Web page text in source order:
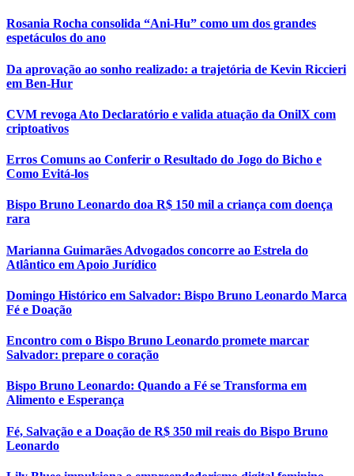
Rosania Rocha consolida “Ani-Hu” como um dos grandes
espetáculos do ano
Da aprovação ao sonho realizado: a trajetória de Kevin Riccieri
em Ben-Hur
CVM revoga Ato Declaratório e valida atuação da OnilX com
criptoativos
Erros Comuns ao Conferir o Resultado do Jogo do Bicho e
Como Evitá-los
Bispo Bruno Leonardo doa R$ 150 mil a criança com doença
rara
Marianna Guimarães Advogados concorre ao Estrela do
Atlântico em Apoio Jurídico
Domingo Histórico em Salvador: Bispo Bruno Leonardo Marca
Fé e Doação
Encontro com o Bispo Bruno Leonardo promete marcar
Salvador: prepare o coração
Bispo Bruno Leonardo: Quando a Fé se Transforma em
Alimento e Esperança
Fé, Salvação e a Doação de R$ 350 mil reais do Bispo Bruno
Leonardo